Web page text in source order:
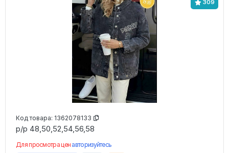
309
Код товара: 1362078133
р/р 48,50,52,54,56,58
Для просмотра цен авторизуйтесь